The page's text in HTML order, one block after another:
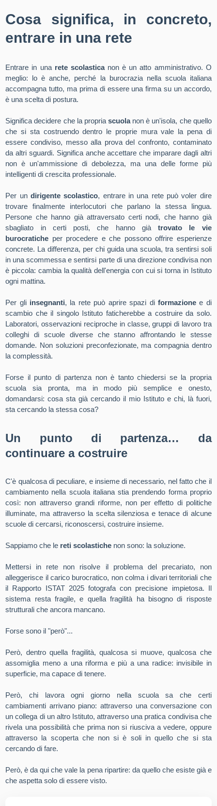
Cosa significa, in concreto,
entrare in una rete
Entrare in una rete scolasticanon è un atto amministrativo. O
meglio: lo è anche, perché la burocrazia nella scuola italiana
accompagna tutto, ma prima di essere una firma su un accordo,
è una scelta di postura.
Significa decidere che la propria scuolanon è un'isola, che quello
che si sta costruendo dentro le proprie mura vale la pena di
essere condiviso, messo alla prova del confronto, contaminato
da altri sguardi. Significa anche accettare che imparare dagli altri
non è un'ammissione di debolezza, ma una delle forme più
intelligenti di crescita professionale.
Per un dirigente scolastico, entrare in una rete può voler dire
trovare finalmente interlocutori che parlano la stessa lingua.
Persone che hanno già attraversato certi nodi, che hanno già
sbagliato in certi posti, che hanno giàtrovato le vie
burocratiche per procedere e che possono offrire esperienze
concrete. La differenza, per chi guida una scuola, tra sentirsi soli
in una scommessa e sentirsi parte di una direzione condivisa non
è piccola: cambia la qualità dell'energia con cui si torna in Istituto
ogni mattina.
Per gli insegnanti, la rete può aprire spazi di formazionee di
scambio che il singolo Istituto faticherebbe a costruire da solo.
Laboratori, osservazioni reciproche in classe, gruppi di lavoro tra
colleghi di scuole diverse che stanno affrontando le stesse
domande. Non soluzioni preconfezionate, ma compagnia dentro
la complessità.
Forse il punto di partenza non è tanto chiedersi se la propria
scuola sia pronta, ma in modo più semplice e onesto,
domandarsi: cosa sta già cercando il mio Istituto e chi, là fuori,
sta cercando la stessa cosa?
Un punto di partenza… da
continuare a costruire
C'è qualcosa di peculiare, e insieme di necessario, nel fatto che il
cambiamento nella scuola italiana stia prendendo forma proprio
così: non attraverso grandi riforme, non per effetto di politiche
illuminate, ma attraverso la scelta silenziosa e tenace di alcune
scuole di cercarsi, riconoscersi, costruire insieme.
Sappiamo che le reti scolastiche non sono: la soluzione.
Mettersi in rete non risolve il problema del precariato, non
alleggerisce il carico burocratico, non colma i divari territoriali che
il Rapporto ISTAT 2025 fotografa con precisione impietosa. Il
sistema resta fragile, e quella fragilità ha bisogno di risposte
strutturali che ancora mancano.
Forse sono il "però"...
Però, dentro quella fragilità, qualcosa si muove, qualcosa che
assomiglia meno a una riforma e più a una radice: invisibile in
superficie, ma capace di tenere.
Però, chi lavora ogni giorno nella scuola sa che certi
cambiamenti arrivano piano: attraverso una conversazione con
un collega di un altro Istituto, attraverso una pratica condivisa che
rivela una possibilità che prima non si riusciva a vedere, oppure
attraverso la scoperta che non si è soli in quello che si sta
cercando di fare.
Però, è da qui che vale la pena ripartire: da quello che esiste già e
che aspetta solo di essere visto.